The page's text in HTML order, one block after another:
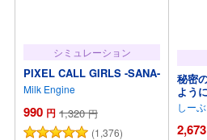
シミュレーション
PIXEL CALL GIRLS -SANA-
Milk Engine
990 円 1,320 円
(1,376)
秘密
よう
しー
2,673